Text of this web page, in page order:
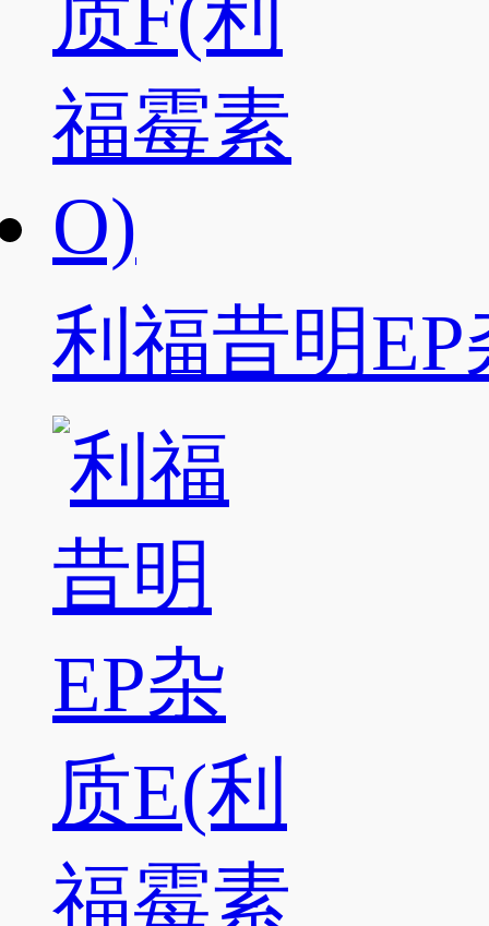
利福昔明